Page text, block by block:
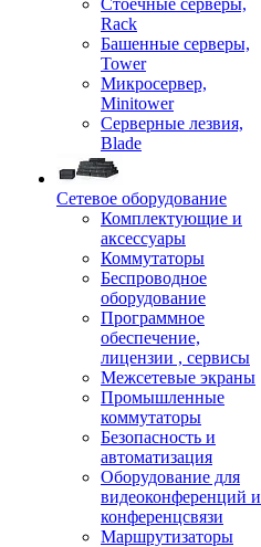
Стоечные серверы,
Rack
Башенные серверы,
Tower
Микросервер,
Minitower
Серверные лезвия,
Blade
Сетевое оборудование
Комплектующие и
аксессуары
Коммутаторы
Беспроводное
оборудование
Программное
обеспечение,
лицензии , сервисы
Межсетевые экраны
Промышленные
коммутаторы
Безопасность и
автоматизация
Оборудование для
видеоконференций и
конференцсвязи
Маршрутизаторы